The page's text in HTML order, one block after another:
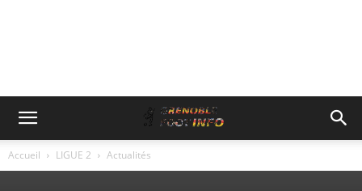
Accueil LIGUE 2 Actualités